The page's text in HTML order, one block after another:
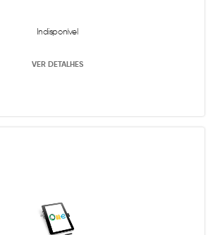
Indisponível
VER DETALHES